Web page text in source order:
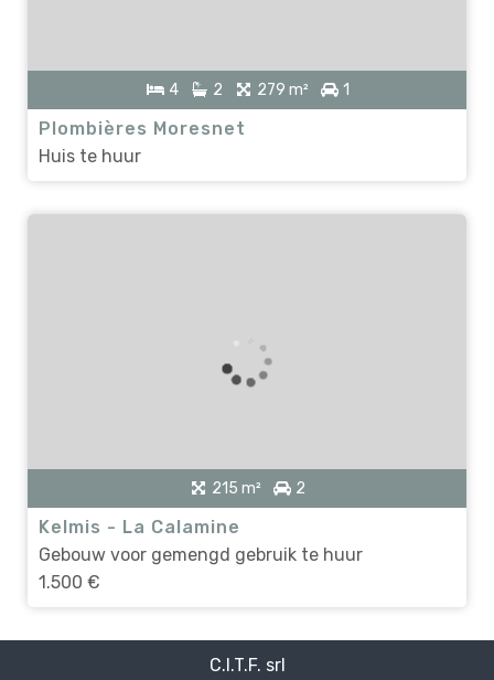
4 2 279 m² 1
Plombières Moresnet
Huis te huur
215 m² 2
Kelmis - La Calamine
Gebouw voor gemengd gebruik te huur
1.500 €
C.I.T.F. srl